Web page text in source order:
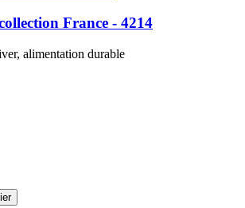
France - 4214
alimentation durable